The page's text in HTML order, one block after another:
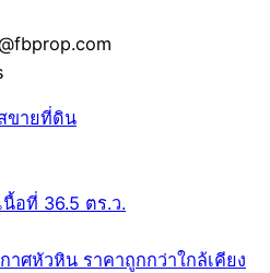
ขายที่ดิน
นื้อที่ 36.5 ตร.ว.
ศหัวหิน ราคาถูกกว่าใกล้เคียง